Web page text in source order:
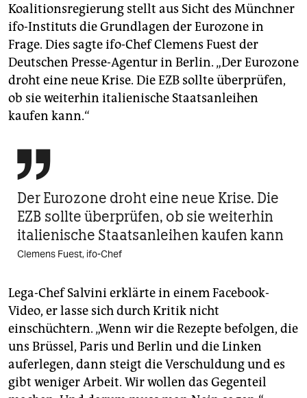
Koalitionsregierung stellt aus Sicht des Münchner
ifo-Instituts die Grundlagen der Eurozone in
Frage. Dies sagte ifo-Chef Clemens Fuest der
Deutschen Presse-Agentur in Berlin. „Der Eurozone
droht eine neue Krise. Die EZB sollte überprüfen,
ob sie weiterhin italienische Staatsanleihen
kaufen kann.“

Der Eurozone droht eine neue Krise. Die
EZB sollte überprüfen, ob sie weiterhin
italienische Staatsanleihen kaufen kann
Clemens Fuest, ifo-Chef
Lega-Chef Salvini erklärte in einem Facebook-
Video, er lasse sich durch Kritik nicht
einschüchtern. „Wenn wir die Rezepte befolgen, die
uns Brüssel, Paris und Berlin und die Linken
auferlegen, dann steigt die Verschuldung und es
gibt weniger Arbeit. Wir wollen das Gegenteil